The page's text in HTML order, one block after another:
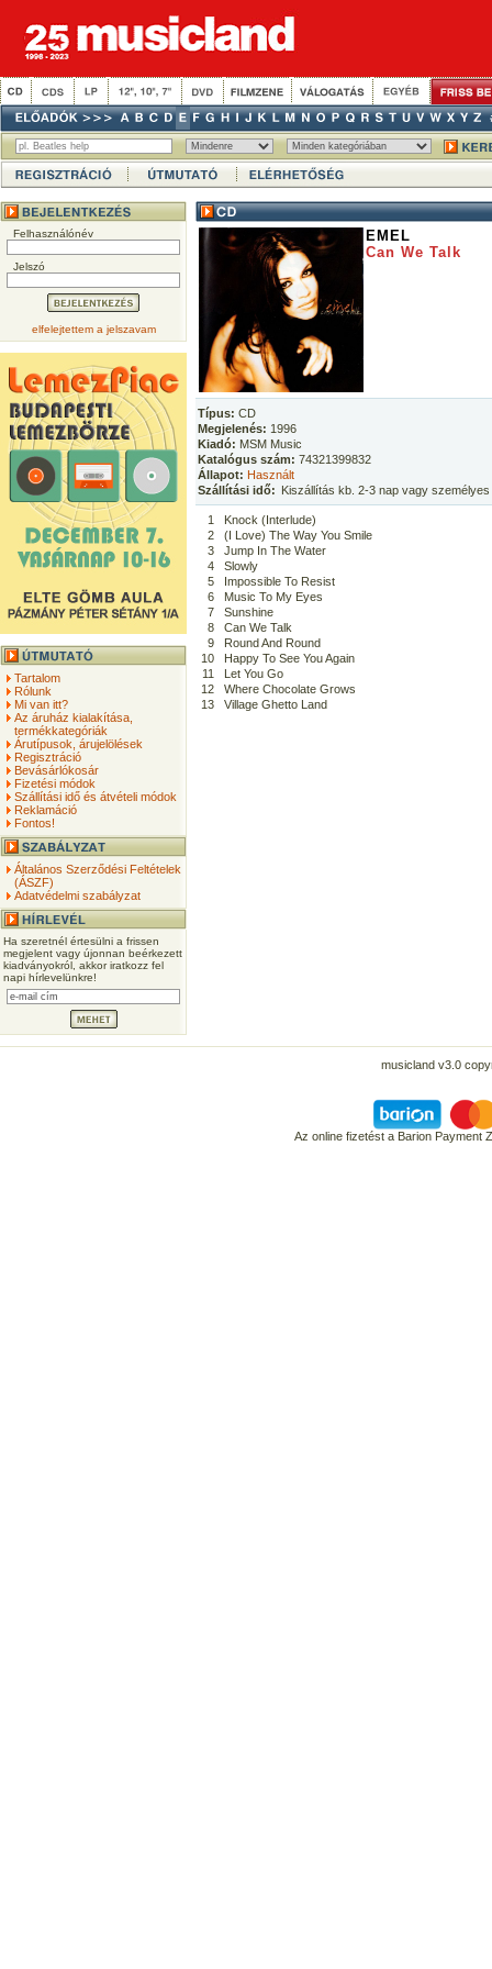
Felhasználónév
Jelszó
elfelejtettem a jelszavam
Tartalom
Rólunk
Mi van itt?
Az áruház kialakítása,
termékkategóriák
Árutípusok, árujelölések
Regisztráció
Bevásárlókosár
Fizetési módok
Szállítási idő és átvételi módok
Reklamáció
Fontos!
Általános Szerződési Feltételek
(ÁSZF)
Adatvédelmi szabályzat
Ha szeretnél értesülni a frissen
megjelent vagy újonnan beérkezett
kiadványokról, akkor iratkozz fel
napi hírlevelünkre!
EMEL
Can We Talk
Típus: CD
Megjelenés: 1996
Kiadó: MSM Music
Katalógus szám: 74321399832
Állapot: Használt
Szállítási idő: Kiszállítás kb. 2-3 nap vagy
1
Knock (Interlude)
2
(I Love) The Way You Smile
3
Jump In The Water
4
Slowly
5
Impossible To Resist
6
Music To My Eyes
7
Sunshine
8
Can We Talk
9
Round And Round
10
Happy To See You Again
11
Let You Go
12
Where Chocolate Grows
13
Village Ghetto Land
musicland v3.0
Az online fizetést a Barion Payment